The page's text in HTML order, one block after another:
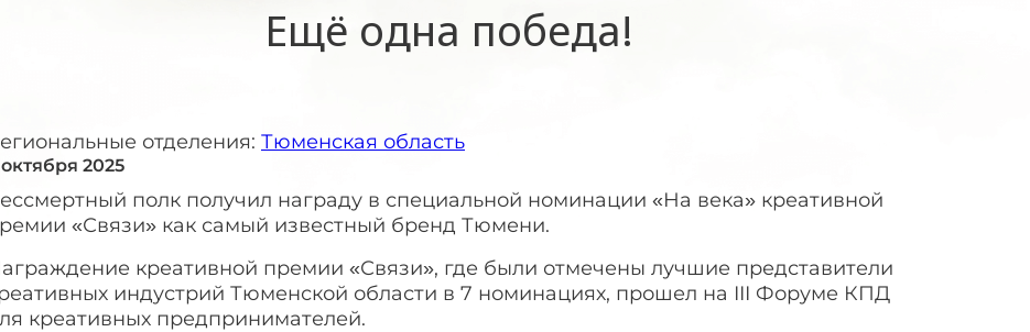
Ещё одна победа!
отделения: Тюменская область
2025
полк получил награду в специальной номинации «На века» креативной
«Связи» как самый известный бренд Тюмени.
креативной премии «Связи», где были отмечены лучшие представители
индустрий Тюменской области в 7 номинациях, прошел на III Форуме КПД
креативных предпринимателей.